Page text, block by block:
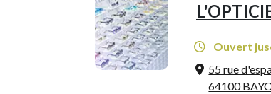
Ouvert
55 rue
64100